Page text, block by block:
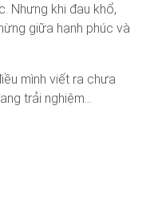
Nhưng khi đau khổ,
giữa hạnh phúc và
mình viết ra chưa
trải nghiệm...